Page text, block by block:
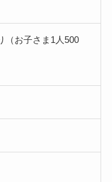
（お子さま1人500